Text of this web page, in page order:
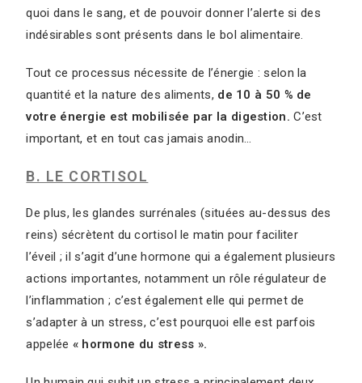
quoi dans le sang, et de pouvoir donner l’alerte si des
indésirables sont présents dans le bol alimentaire.
Tout ce processus nécessite de l’énergie : selon la
quantité et la nature des aliments, de 10 à 50 % de
votre énergie est mobilisée par la digestion. C’est
important, et en tout cas jamais anodin…
B. LE CORTISOL
De plus, les glandes surrénales (situées au-dessus des
reins) sécrètent du cortisol le matin pour faciliter
l’éveil ; il s’agit d’une hormone qui a également plusieurs
actions importantes, notamment un rôle régulateur de
l’inflammation ; c’est également elle qui permet de
s’adapter à un stress, c’est pourquoi elle est parfois
appelée « hormone du stress ».